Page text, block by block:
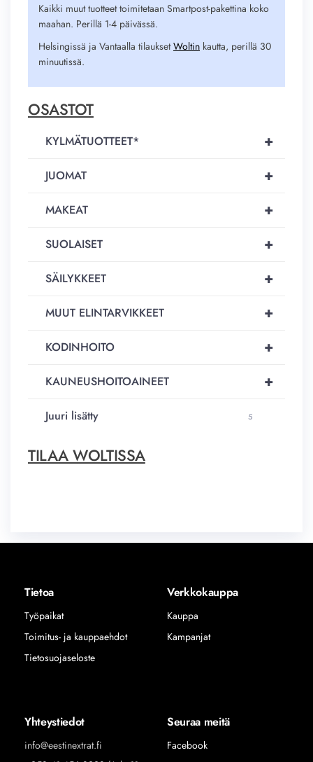
Kaikki muut tuotteet toimitetaan Smartpost-pakettina koko
maahan. Perillä 1-4 päivässä.
Helsingissä ja Vantaalla tilauksetWoltin kautta, perillä 30
minuutissä.
OSASTOT
+
KYLMÄTUOTTEET*
+
JUOMAT
+
MAKEAT
+
SUOLAISET
+
SÄILYKKEET
+
MUUT ELINTARVIKKEET
+
KODINHOITO
+
KAUNEUSHOITOAINEET
Juuri lisätty 5
TILAA WOLTISSA
Tietoa
Työpaikat
Toimitus- ja kauppaehdot
Tietosuojaseloste
Verkkokauppa
Kauppa
Kampanjat
Yhteystiedot
info@eestinextrat.fi
Seuraa meitä
Facebook